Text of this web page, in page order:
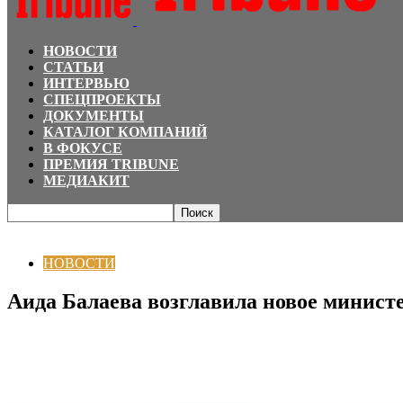
НОВОСТИ
СТАТЬИ
ИНТЕРВЬЮ
СПЕЦПРОЕКТЫ
ДОКУМЕНТЫ
КАТАЛОГ КОМПАНИЙ
В ФОКУСЕ
ПРЕМИЯ TRIBUNE
МЕДИАКИТ
НОВОСТИ
Аида Балаева возглавила новое